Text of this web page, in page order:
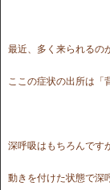
最近、多く来られるの
ここの症状の出所は「
深呼吸はもちろんです
動きを付けた状態で深